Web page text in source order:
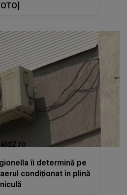
îi determină pe
condiționat în plină